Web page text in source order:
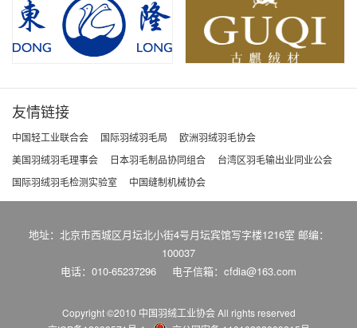
友情链接
中国轻工业联合会 国际羽绒羽毛局
欧洲羽绒羽毛协会
美国羽绒羽毛理事会
日本羽毛制品协同组合
台湾区羽毛输出业同业公会
国际羽绒羽毛检测实验室
中国缝制机械协会
地址：北京市西城区月坛北小街4号月坛宾馆写字楼1216室 邮编：
100037
电话：010-65237296
电子信箱：cfdia@163.com
Copyright ©2010 中国羽绒工业协会All rights reserved